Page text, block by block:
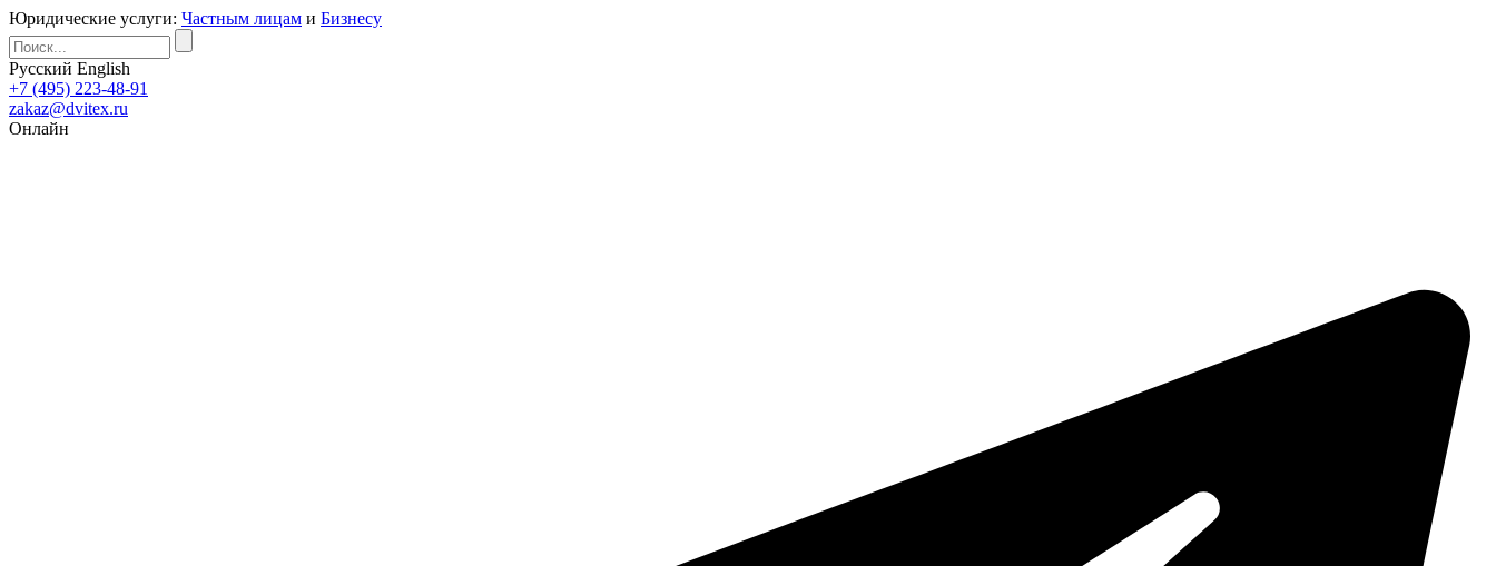
Юридические услуги: Частным лицам и Бизнесу
Русский English
+7 (495) 223-48-91
zakaz@dvitex.ru
Онлайн